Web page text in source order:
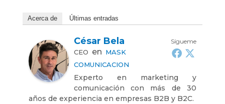
Acerca de Últimas entradas
Sígueme
César Bela
CEO en MASK
COMUNICACION
Experto en marketing y
comunicación con más de 30
años de experiencia en empresas B2B y B2C.